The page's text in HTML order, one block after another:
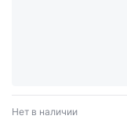
Нет в наличии